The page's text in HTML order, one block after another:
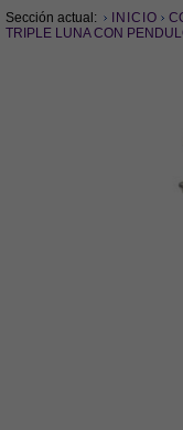
Sección actual: INICIO
TRIPLE LUNA CON